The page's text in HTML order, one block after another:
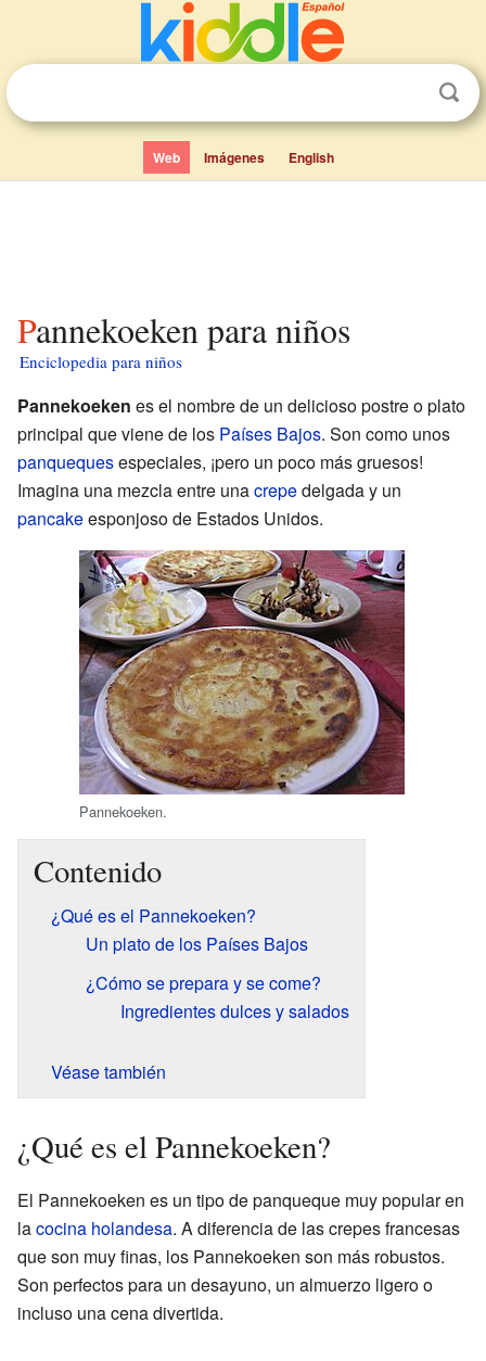
Web Imágenes English
Pannekoeken para niños
Enciclopedia para niños
Pannekoeken es el nombre de un delicioso postre o plato
principal que viene de los Países Bajos. Son como unos
panquequesespeciales, ¡pero un poco más gruesos!
Imagina una mezcla entre unacrepedelgada y un
pancakeesponjoso de Estados Unidos.
Pannekoeken.
Contenido
¿Qué es el Pannekoeken?
Un plato de los Países Bajos
¿Cómo se prepara y se come?
Ingredientes dulces y salados
Véase también
¿Qué es el Pannekoeken?
El Pannekoeken es un tipo de panqueque muy popular en
lacocina holandesa. A diferencia de las crepes francesas
que son muy finas, los Pannekoeken son más robustos.
Son perfectos para un desayuno, un almuerzo ligero o
incluso una cena divertida.